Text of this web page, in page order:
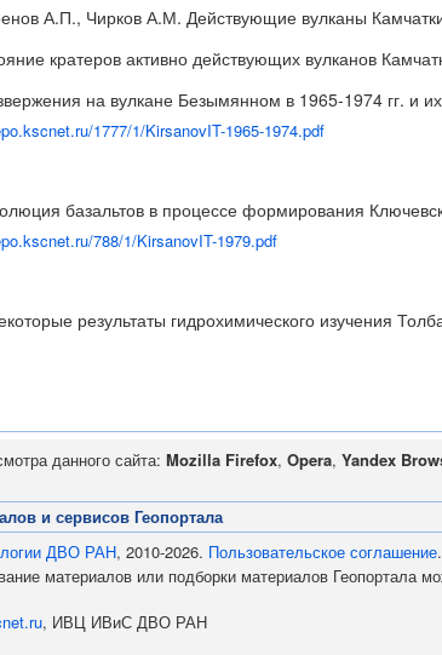
А.П., Чирков А.М. Действующие вулканы
кратеров активно действующих вулканов
на вулкане Безымянном в 1965-1974 гг.
1777/1/KirsanovIT-1965-1974.pdf
базальтов в процессе формирования
788/1/KirsanovIT-1979.pdf
результаты гидрохимического изучения
данного сайта: Mozilla Firefox, Opera, Yandex
и сервисов Геопортала
ДВО РАН, 2010-2026. Пользовательское соглашение.
материалов или подборки материалов Геопортала
, ИВЦ ИВиС ДВО РАН